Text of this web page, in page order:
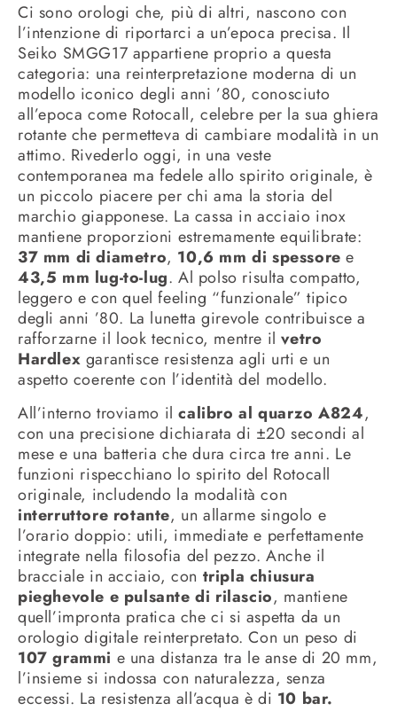
Ci sono orologi che, più di altri, nascono con
l’intenzione di riportarci a un’epoca precisa. Il
Seiko SMGG17 appartiene proprio a questa
categoria: una reinterpretazione moderna di un
modello iconico degli anni ’80, conosciuto
all’epoca come Rotocall, celebre per la sua ghiera
rotante che permetteva di cambiare modalità in un
attimo. Rivederlo oggi, in una veste
contemporanea ma fedele allo spirito originale, è
un piccolo piacere per chi ama la storia del
marchio giapponese. La cassa in acciaio inox
mantiene proporzioni estremamente equilibrate:
37 mm di diametro, 10,6 mm di spessore e
43,5 mm lug-to-lug. Al polso risulta compatto,
leggero e con quel feeling “funzionale” tipico
degli anni ’80. La lunetta girevole contribuisce a
rafforzarne il look tecnico, mentre ilvetro
Hardlex garantisce resistenza agli urti e un
aspetto coerente con l’identità del modello.
All’interno troviamo ilcalibro al quarzo A824,
con una precisione dichiarata di ±20 secondi al
mese e una batteria che dura circa tre anni. Le
funzioni rispecchiano lo spirito del Rotocall
originale, includendo la modalità con
interruttore rotante, un allarme singolo e
l’orario doppio: utili, immediate e perfettamente
integrate nella filosofia del pezzo. Anche il
bracciale in acciaio, con tripla chiusura
pieghevole e pulsante di rilascio, mantiene
quell’impronta pratica che ci si aspetta da un
orologio digitale reinterpretato. Con un peso di
107 grammi e una distanza tra le anse di 20 mm,
l’insieme si indossa con naturalezza, senza
eccessi. La resistenza all’acqua è di 10 bar.